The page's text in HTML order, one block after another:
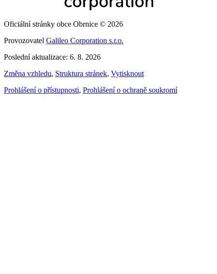
Oficiální stránky obce Obrnice © 2026
Provozovatel Galileo Corporation s.r.o.
Poslední aktualizace: 6. 8. 2026
Změna vzhledu, Struktura stránek, Vytisknout
Prohlášení o přístupnosti, Prohlášení o ochraně soukromí